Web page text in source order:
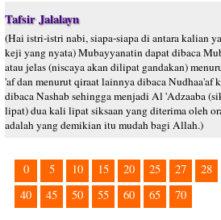
Tafsir Jalalayn
(Hai istri-istri nabi, siapa-siapa di antara kalian
keji yang nyata) Mubayyanatin dapat dibaca
atau jelas (niscaya akan dilipat gandakan)
'af dan menurut qiraat lainnya dibaca Nudhaa'af
dibaca Nashab sehingga menjadi Al 'Adzaaba
lipat) dua kali lipat siksaan yang diterima oleh
adalah yang demikian itu mudah bagi Allah.)
0 5 10 15 20 25 27 28
40
45 50 55 60 65 70